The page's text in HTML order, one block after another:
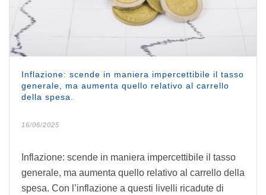
Inflazione: scende in maniera impercettibile il tasso
generale, ma aumenta quello relativo al carrello
della spesa.
16/06/2025
Inflazione: scende in maniera impercettibile il tasso
generale, ma aumenta quello relativo al carrello della
spesa. Con l’inflazione a questi livelli ricadute di